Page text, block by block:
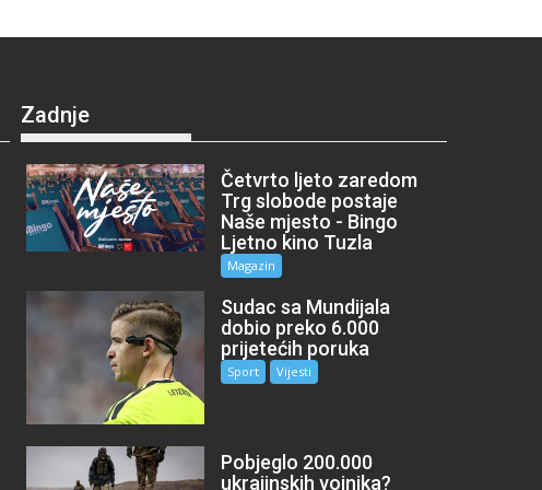
Zadnje
Četvrto ljeto zaredom
Trg slobode postaje
Naše mjesto - Bingo
Ljetno kino Tuzla
Magazin
Sudac sa Mundijala
dobio preko 6.000
prijetećih poruka
Sport Vijesti
Pobjeglo 200.000
ukrajinskih vojnika?